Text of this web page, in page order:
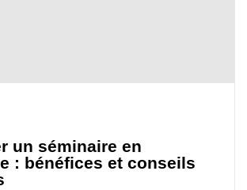
un séminaire en
: bénéfices et conseils